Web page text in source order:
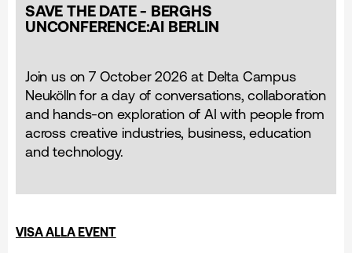
SAVE THE DATE - BERGHS
UNCONFERENCE:AI BERLIN
Join us on 7 October 2026 at Delta Campus
Neukölln for a day of conversations, collaboration
and hands-on exploration of AI with people from
across creative industries, business, education
and technology.
VISA ALLA EVENT